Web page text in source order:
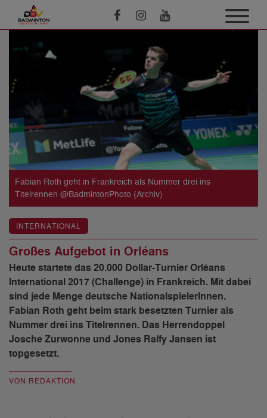
Fabian Roth geht in Frankreich als Nummer drei ins
Titelrennen @BadmintonPhoto (Archiv)
INTERNATIONAL
Großes Aufgebot in Orléans
Heute startete das 20.000 Dollar-Turnier Orléans
International 2017 (Challenge) in Frankreich. Mit dabei
sind jede Menge deutsche NationalspielerInnen.
Fabian Roth geht beim stark besetzten Turnier als
Nummer drei ins Titelrennen. Das Herrendoppel
Josche Zurwonne und Jones Ralfy Jansen ist
topgesetzt.
VON REDAKTION